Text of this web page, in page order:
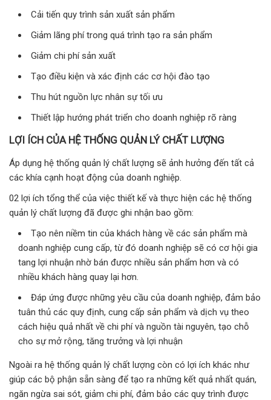
Cải tiến quy trình sản xuất sản phẩm
Giảm lãng phí trong quá trình tạo ra sản phẩm
Giảm chi phí sản xuất
Tạo điều kiện và xác định các cơ hội đào tạo
Thu hút nguồn lực nhân sự tối ưu
Thiết lập hướng phát triển cho doanh nghiệp rõ ràng
LỢI ÍCH CỦA HỆ THỐNG QUẢN LÝ CHẤT LƯỢNG
Áp dụng hệ thống quản lý chất lượng sẽ ảnh hưởng đến tất cả
các khía cạnh hoạt động của doanh nghiệp.
02 lợi ích tổng thể của việc thiết kế và thực hiện các hệ thống
quản lý chất lượng đã được ghi nhận bao gồm:
Tạo nên niềm tin của khách hàng về các sản phẩm mà
doanh nghiệp cung cấp, từ đó doanh nghiệp sẽ có cơ hội gia
tang lợi nhuận nhờ bán được nhiều sản phẩm hơn và có
nhiều khách hàng quay lại hơn.
Đáp ứng được những yêu cầu của doanh nghiệp, đảm bảo
tuân thủ các quy định, cung cấp sản phẩm và dịch vụ theo
cách hiệu quả nhất về chi phí và nguồn tài nguyên, tạo chỗ
cho sự mở rộng, tăng trưởng và lợi nhuận
Ngoài ra hệ thống quản lý chất lượng còn có lợi ích khác như
giúp các bộ phận sẵn sàng để tạo ra những kết quả nhất quán,
ngăn ngừa sai sót, giảm chi phí, đảm bảo các quy trình được